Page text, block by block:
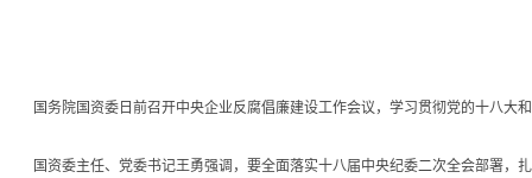
国务院国资委日前召开中央企业反腐倡廉建设工作会议，学习贯彻党的十八大
国资委主任、党委书记王勇强调，要全面落实十八届中央纪委二次全会部署，